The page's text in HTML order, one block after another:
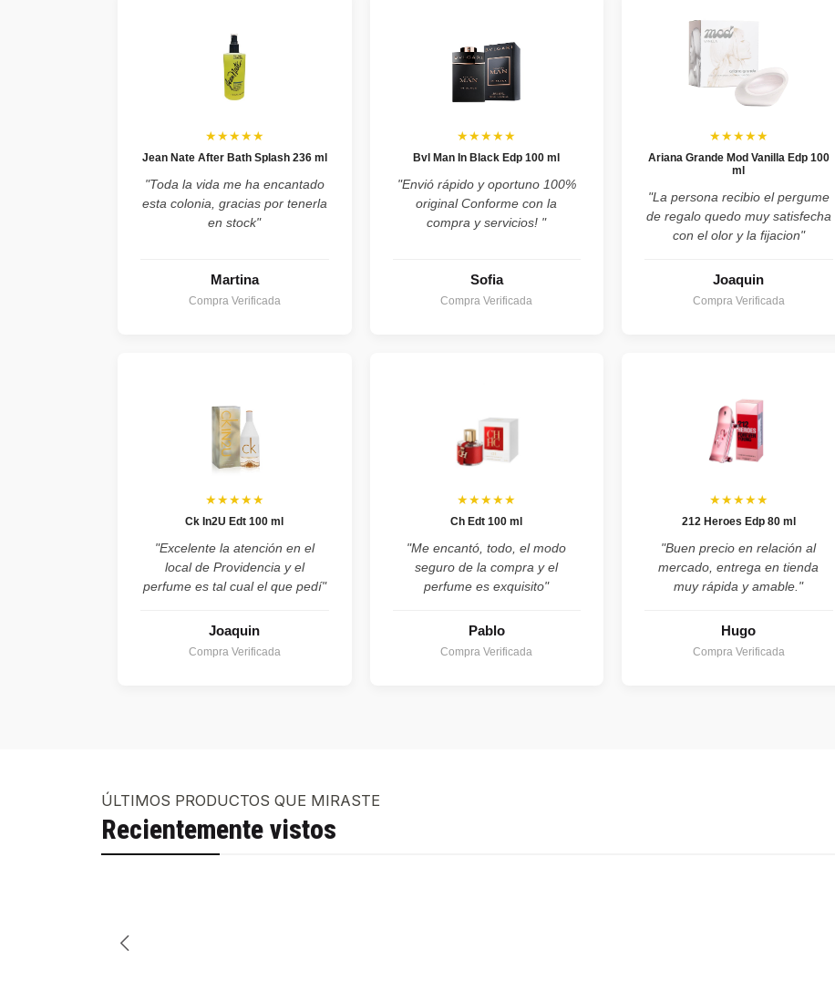
★★★★★
Jean Nate After Bath Splash 236 ml
"Toda la vida me ha encantado
esta colonia, gracias por tenerla
en stock"
Martina
Compra Verificada
★★★★★
Bvl Man In Black Edp 100 ml
"Envió rápido y oportuno 100%
original Conforme con la
compra y servicios! "
Sofia
Compra Verificada
★★★★★
Ariana Grande Mod Vanilla Edp 100
ml
"La persona recibio el pergume
de regalo quedo muy satisfecha
con el olor y la fijacion"
Joaquin
Compra Verificada
★★★★★
Ck In2U Edt 100 ml
"Excelente la atención en el
local de Providencia y el
perfume es tal cual el que pedí"
Joaquin
Compra Verificada
★★★★★
Ch Edt 100 ml
"Me encantó, todo, el modo
seguro de la compra y el
perfume es exquisito"
Pablo
Compra Verificada
★★★★★
212 Heroes Edp 80 ml
"Buen precio en relación al
mercado, entrega en tienda
muy rápida y amable."
Hugo
Compra Verificada
ÚLTIMOS PRODUCTOS QUE MIRASTE
Recientemente vistos